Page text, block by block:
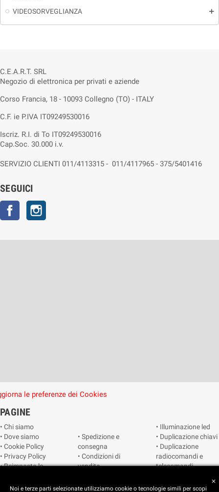
VIDEOSORVEGLIANZA
add
C.E.A.R.T. SRL
Negozio di elettronica per privati e aziende
Corso Francia, 18 - 10093 Collegno (TO) - ITALY
C.F. ie P.IVA IT09249530016
Iscriz. R.I. di To IT09249530016
Cap.Soc. 30.000 i.v.
SERVIZIO CLIENTI 011/4113315 - 011/4117965 - 375/5401416
SEGUICI
Facebook
le preferenze dei Cookies
PAGINE
• Chi siamo
• Dove siamo
• Cookie Policy
• Privacy Policy
• Reimposta le
cookie
• Spedizione e
consegna
• Condizioni di
vendita
• Illuminazione led
• Duplicazione chiavi
• Duplicazione
radiocomandi e
telecomandi
• Video sorveglianza
close
Noi e terze parti selezionate utilizziamo cookie o tecnologie simili per scopi